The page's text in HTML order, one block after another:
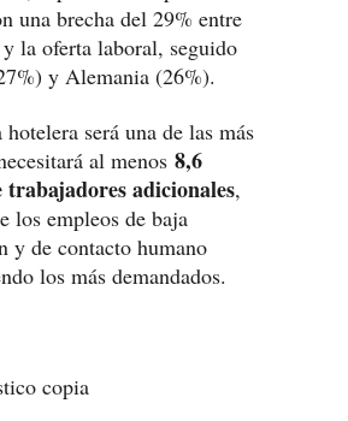
una brecha del 29% entre
la oferta laboral, seguido
y Alemania (26%).
será una de las más
al menos 8,6
trabajadores adicionales,
los empleos de baja
y de contacto humano
los más demandados.